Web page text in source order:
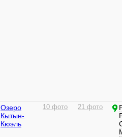
Озеро
Кытын-
Кюэль
10 фото 21 фото